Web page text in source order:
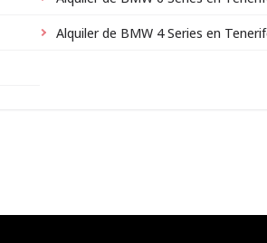
Alquiler de BMW 4 Series en